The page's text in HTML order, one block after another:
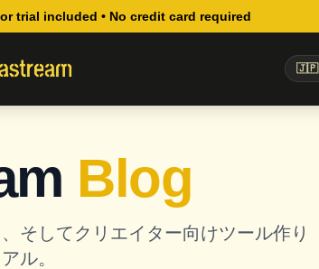
trial included • No credit card required
🇯🇵
Blog
そしてクリエイター向けツール作り
ル。